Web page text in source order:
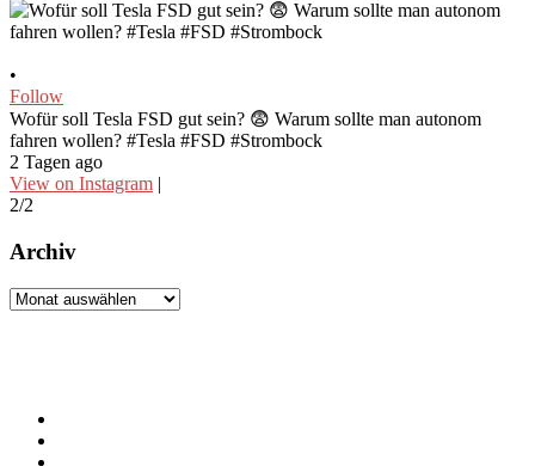
•
Follow
Wofür soll Tesla FSD gut sein? 😨 Warum sollte man autonom
fahren wollen? #Tesla #FSD #Strombock
2 Tagen ago
View on Instagram |
2/2
Archiv
Archiv